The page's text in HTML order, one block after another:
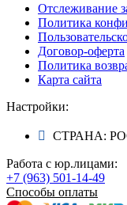
Отслеживание
Политика
Договор-оферта
Политика
Карта сайта
Настройки:
СТРАНА:
Работа с юр.лицами:
+7 (963) 501-14-49
Способы оплаты